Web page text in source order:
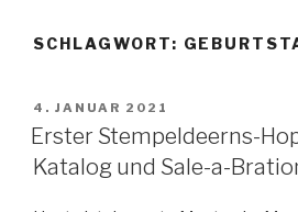
SCHLAGWORT:
VERÖFFENTLICHT
AM
4. JANUAR 2021
Erster Stempeldeerns-
Katalog und Sale-a-